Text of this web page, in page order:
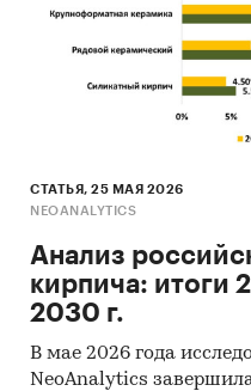
СТАТЬЯ, 25 МАЯ 2026
NEOANALYTICS
Анализ
кирпича: итоги
2030 г.
В мае 2026 года
NeoAnalytics